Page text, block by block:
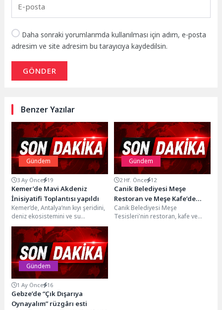
Daha sonraki yorumlarımda kullanılması için adım, e-posta
adresim ve site adresim bu tarayıcıya kaydedilsin.
GÖNDER
Benzer Yazılar
Gündem
3 Ay Önce 19
Kemer’de Mavi Akdeniz
İnisiyatifi Toplantısı yapıldı
Kemer’de, Antalya’nın kıyı şeridini,
deniz ekosistemini ve su
kaynaklarını kirlilik riskinden
korumayı hedefleyen "Mavi
Akdeniz...
Gündem
2 Hf. Önce 12
Canik Belediyesi Meşe
Restoran ve Meşe Kafe’de
Emeklilere Yüzde 30 İndirim
Canik Belediyesi Meşe
Tesisleri'nin restoran, kafe ve
Gündem
1 Ay Önce 16
Gebze’de “Çık Dışarıya
Oynayalım” rüzgârı esti